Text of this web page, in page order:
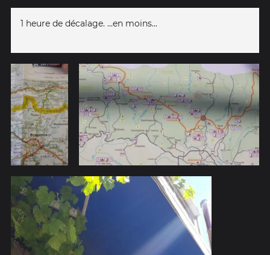
1 heure de décalage. ...en moins...